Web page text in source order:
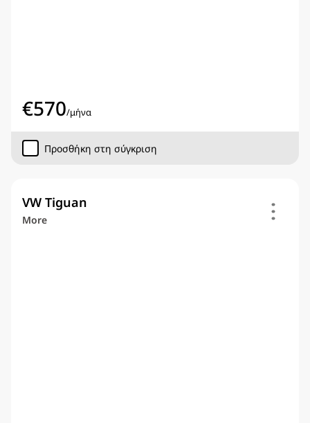
€570/μήνα
Προσθήκη στη σύγκριση
VW Tiguan
More